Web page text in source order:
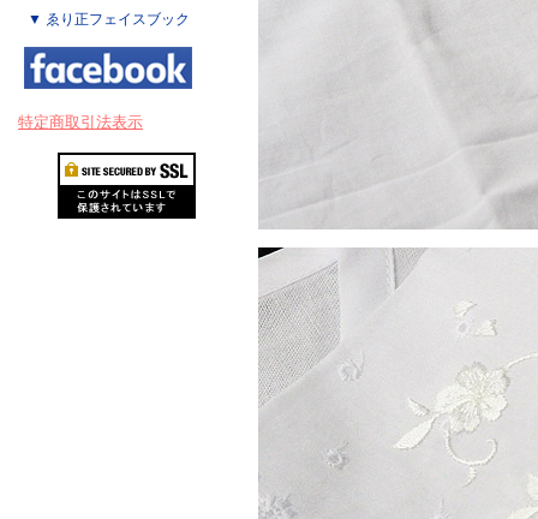
▼ ゑり正フェイスブック
特定商取引法表示